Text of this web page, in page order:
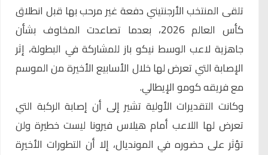
تلقى المنتخب الأرجنتيني دفعة غير مرحب بها قبل انطلاق
كأس العالم 2026، بعدما تصاعدت المخاوف بشأن
جاهزية لاعب الوسط نيكو باز للمشاركة في البطولة، إثر
الإصابة التي تعرض لها خلال الأسابيع الأخيرة من الموسم
مع فريقه كومو الإيطالي.
وكانت التقديرات الأولية تشير إلى أن إصابة الركبة التي
تعرض لها اللاعب أمام هيلاس فيرونا ليست خطيرة ولن
تؤثر على حضوره في المونديال، إلا أن التطورات الأخيرة